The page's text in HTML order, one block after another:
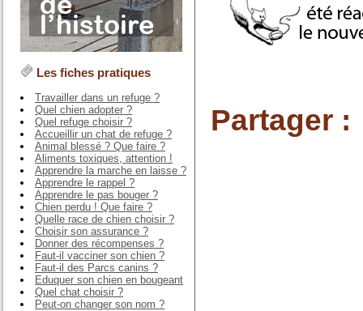
Les fiches pratiques
Travailler dans un refuge ?
Quel chien adopter ?
Quel refuge choisir ?
Accueillir un chat de refuge ?
Animal blessé ? Que faire ?
Aliments toxiques, attention !
Apprendre la marche en laisse ?
Apprendre le rappel ?
Apprendre le pas bouger ?
Chien perdu ! Que faire ?
Quelle race de chien choisir ?
Choisir son assurance ?
Donner des récompenses ?
Faut-il vacciner son chien ?
Faut-il des Parcs canins ?
Eduquer son chien en bougeant
Quel chat choisir ?
Peut-on changer son nom ?
Partager :